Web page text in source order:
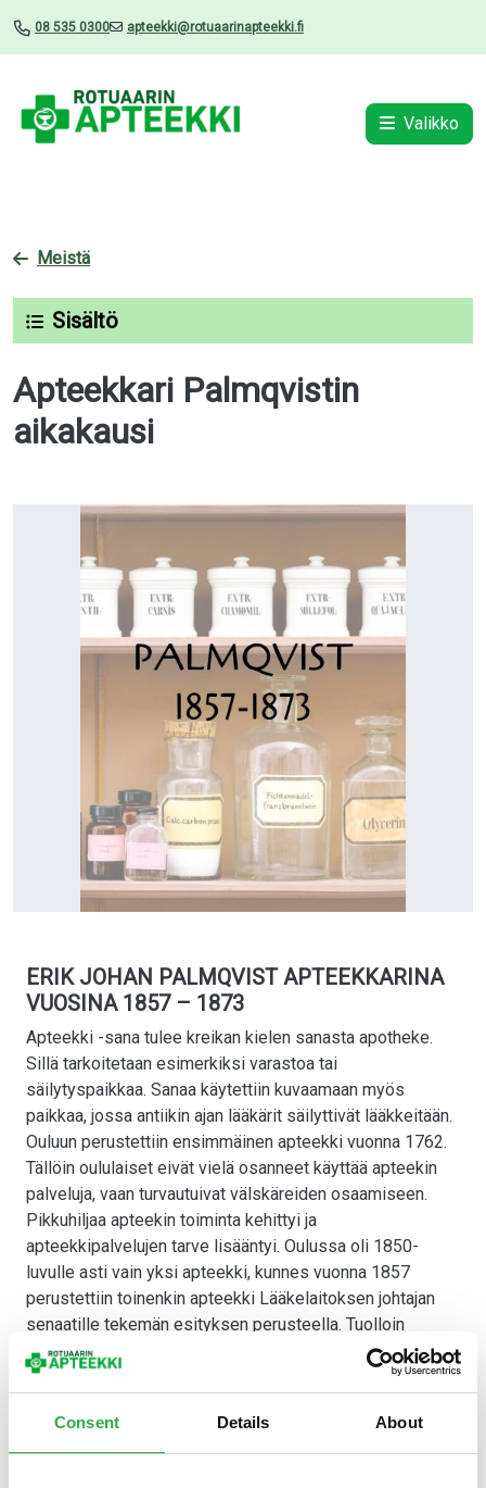
Consent Details About
08 535 0300 apteekki@rotuaarinapteekki.fi
Valikko
Meistä
Sisältö
Apteekkari Palmqvistin
aikakausi
ERIK JOHAN PALMQVIST APTEEKKARINA
VUOSINA 1857 – 1873
Apteekki -sana tulee kreikan kielen sanasta apotheke.
Sillä tarkoitetaan esimerkiksi varastoa tai
säilytyspaikkaa. Sanaa käytettiin kuvaamaan myös
paikkaa, jossa antiikin ajan lääkärit säilyttivät lääkkeitään.
Ouluun perustettiin ensimmäinen apteekki vuonna 1762.
Tällöin oululaiset eivät vielä osanneet käyttää apteekin
palveluja, vaan turvautuivat välskäreiden osaamiseen.
Pikkuhiljaa apteekin toiminta kehittyi ja
apteekkipalvelujen tarve lisääntyi. Oulussa oli 1850-
luvulle asti vain yksi apteekki, kunnes vuonna 1857
perustettiin toinenkin apteekki Lääkelaitoksen johtajan
senaatille tekemän esityksen perusteella. Tuolloin
Suomessa oli vain 43 apteekkia ja asukasluku oli 1,5
miljoonaa. Oulun kaupungissa asui noin 6000 ihmistä.
vuoksi.